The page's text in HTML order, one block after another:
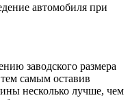
автомобиля при
заводского размера
самым оставив
несколько лучше, чем